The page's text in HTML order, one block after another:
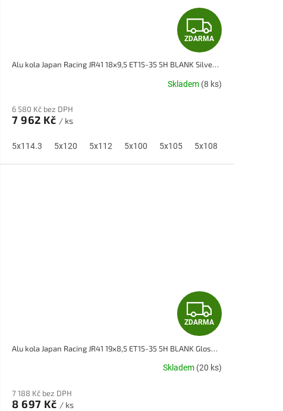
5x110 5x115 5x118
Z
D
A
A
ZDARMA
Alu kola Japan Racing JR41 18x9,5 ET15-35 5H BLANK Silver Machined Face
Skladem (8 ks)
6 580 Kč bez DPH
7 962 Kč / ks
5x114.3 5x120 5x112 5x100 5x105 5x108
Z
D
A
ZDARMA
Alu kola Japan Racing JR41 19x8,5 ET15-35 5H BLANK Gloss Black w/ Machined Lip
Skladem (20 ks)
7 188 Kč bez DPH
8 697 Kč / ks